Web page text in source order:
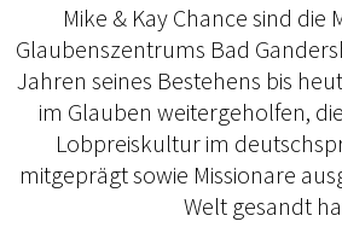
Mike & Kay Chance sind die
Glaubenszentrums Bad
Jahren seines Bestehens bis
im Glauben weitergeholfen,
Lobpreiskultur im
mitgeprägt sowie Missionare
Welt gesandt